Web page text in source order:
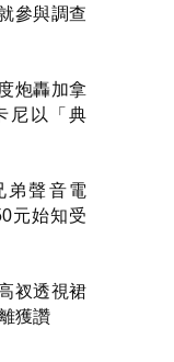
參與調查
炮轟加拿
尼以「典
弟聲音電
元始知受
衩透視裙
獲讚